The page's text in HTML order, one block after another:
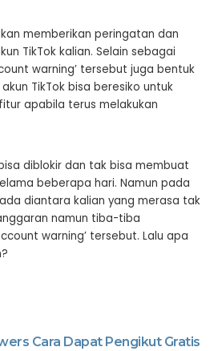
memberikan peringatan dan
TikTok kalian. Selain sebagai
warning’ tersebut juga bentuk
TikTok bisa beresiko untuk
apabila terus melakukan
diblokir dan tak bisa membuat
beberapa hari. Namun pada
diantara kalian yang merasa tak
namun tiba-tiba
warning’ tersebut. Lalu apa
Cara Dapat Pengikut Gratis